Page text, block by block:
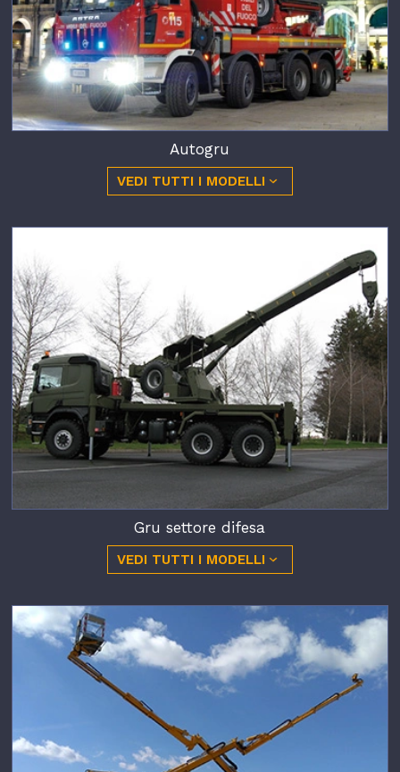
Autogru
VEDI TUTTI I MODELLI
Gru settore difesa
VEDI TUTTI I MODELLI